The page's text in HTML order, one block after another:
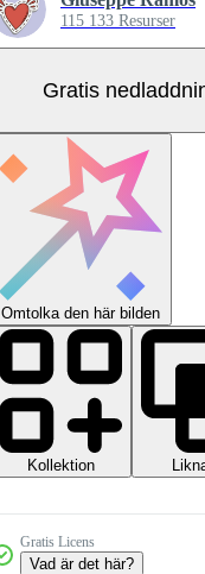
115 133 Resurser
Gratis
Omtolka den här bilden
Kollektion
Gratis Licens
Vad är det här?